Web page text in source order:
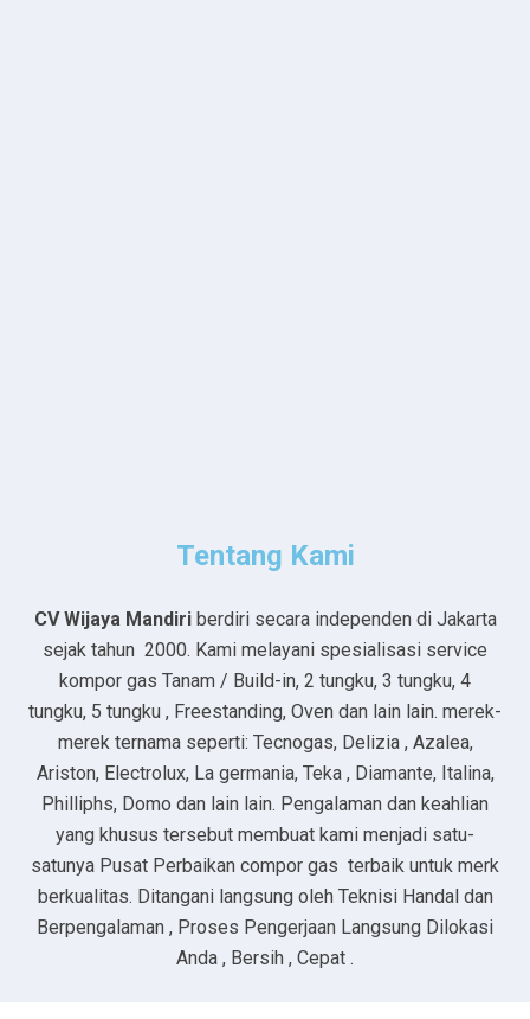
Tentang Kami
CV Wijaya Mandiriberdiri secara independen di Jakarta
sejak tahun 2000. Kami melayani spesialisasi service
kompor gas Tanam / Build-in, 2 tungku, 3 tungku, 4
tungku, 5 tungku , Freestanding, Oven dan lain lain. merek-
merek ternama seperti: Tecnogas, Delizia , Azalea,
Ariston, Electrolux, La germania, Teka , Diamante, Italina,
Philliphs, Domo dan lain lain. Pengalaman dan keahlian
yang khusus tersebut membuat kami menjadi satu-
satunya Pusat Perbaikan compor gas terbaik untuk merk
berkualitas. Ditangani langsung oleh Teknisi Handal dan
Berpengalaman , Proses Pengerjaan Langsung Dilokasi
Anda , Bersih , Cepat .